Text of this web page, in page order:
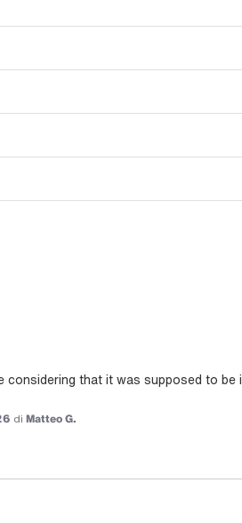
that it was supposed to be
diMatteo G.